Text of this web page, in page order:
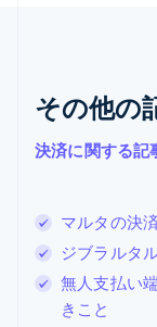
その他の
決済に関する記
マルタの決
ジブラルタ
無人支払い
きこと
ジブラルタ
English
シンガポー
English 简体中
スウェーデ
Svenska
スペイン
EspañolEnglish
スロバキア